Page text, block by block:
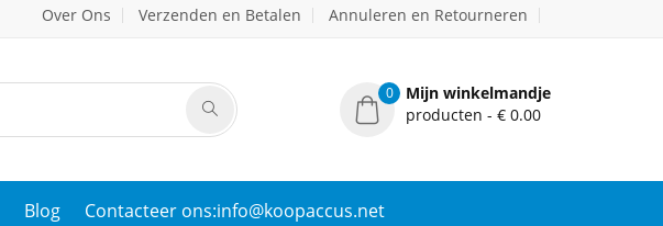
Over Ons Verzenden en Betalen Annuleren en Retourneren
0
Mijn winkelmandje
producten - € 0.00
Blog Contacteer ons:info@koopaccus.net